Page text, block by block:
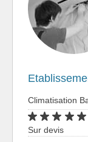
Climatisation
Sur devis